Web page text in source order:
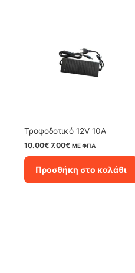
Τροφοδοτικό 12V 10A
10.00€ Original
10.00€.
7.00€Η
είναι:
7.00€.
ΜΕ ΦΠΑ
Προσθήκη στο καλάθι